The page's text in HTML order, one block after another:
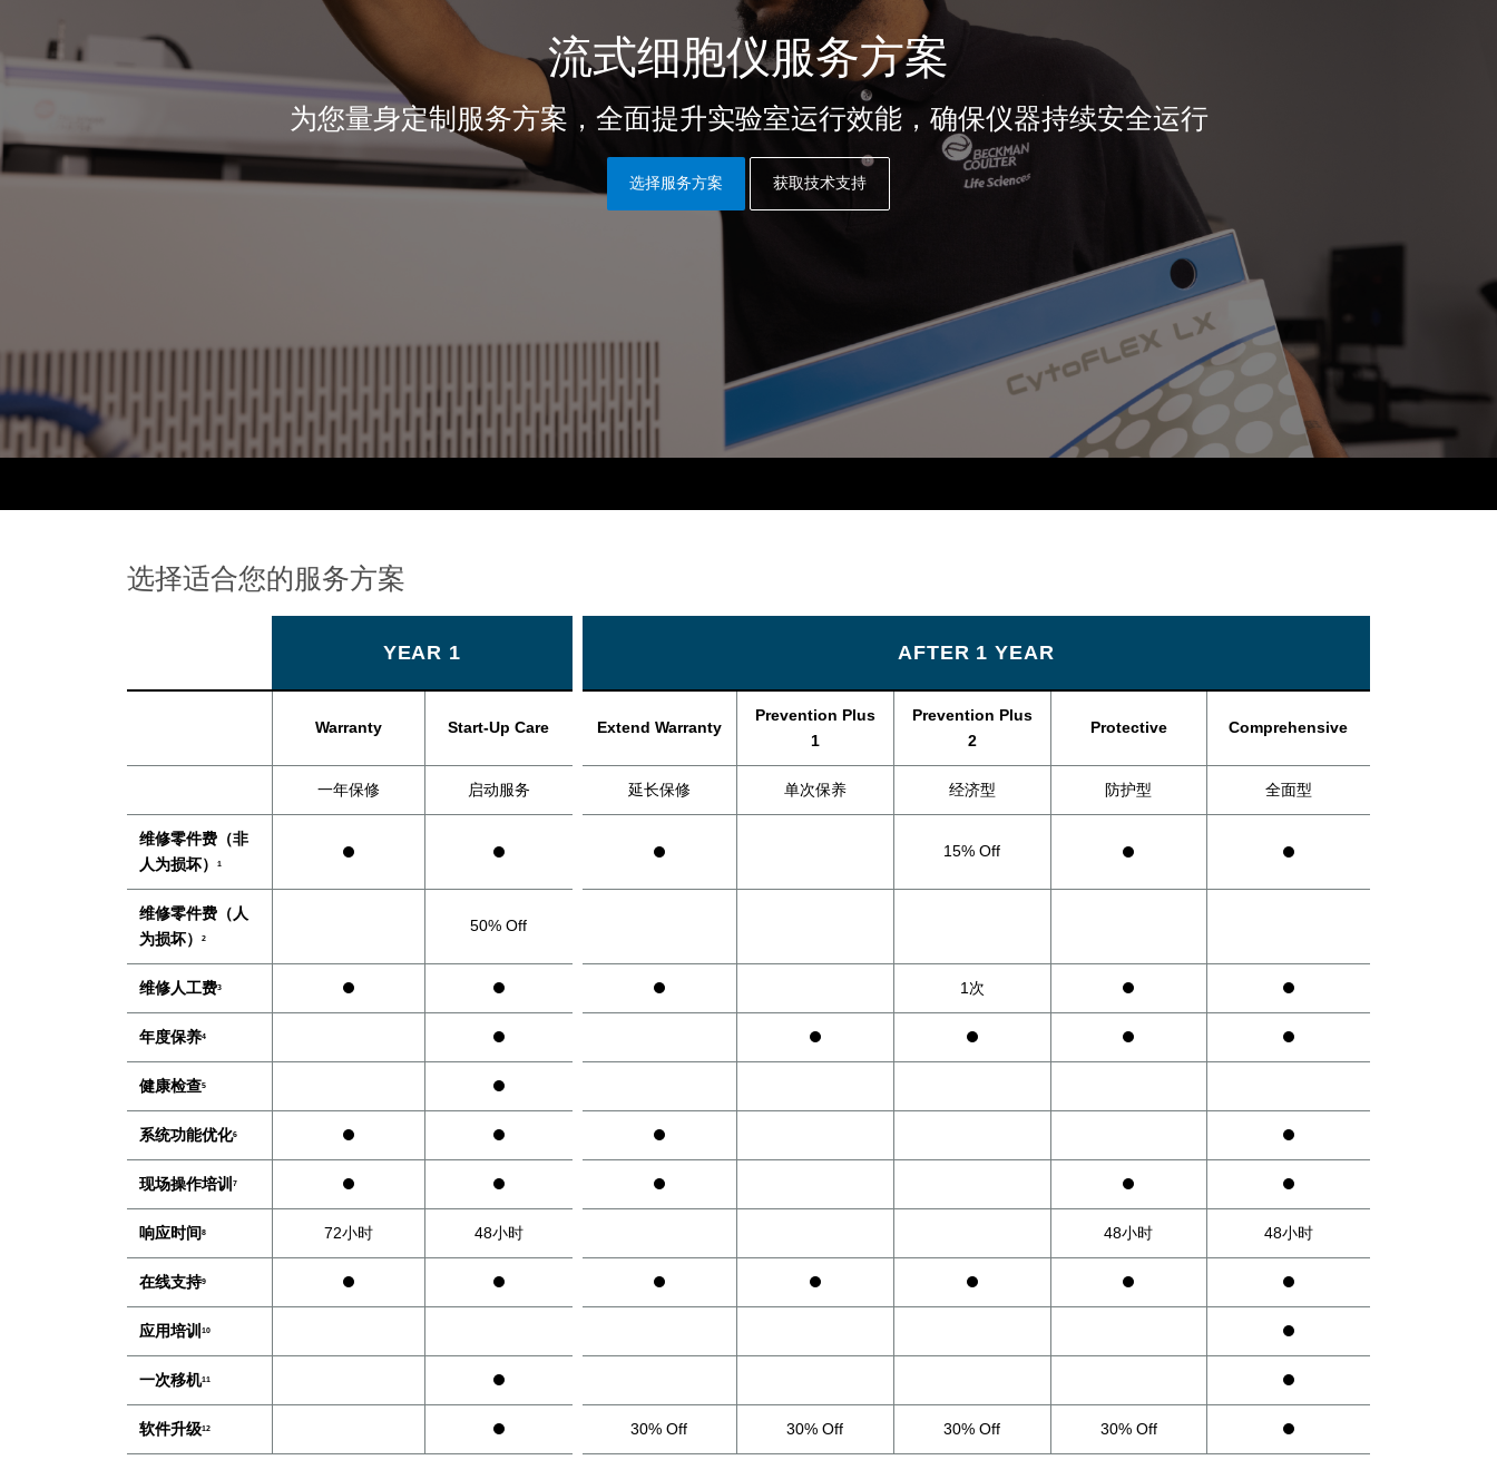
流式细胞仪服务方案
为您量身定制服务方案，全面提升实验室运行效能，确保仪器持续安全运行
选择服务方案 获取技术支持
选择适合您的服务方案
YEAR 1 AFTER 1 YEAR
Warranty Start-Up Care Extend Warranty
Prevention Plus
1
Prevention Plus
2
Protective Comprehensive
一年保修 启动服务 延长保修 单次保养 经济型 防护型 全面型
维修零件费（非
人为损坏）
1
15% Off
维修零件费（人
为损坏）
2
50% Off
维修人工费3 1次
年度保养4
健康检查5
系统功能优化6
现场操作培训 7
响应时间 8 72小时 48小时 48小时 48小时
在线支持9
应用培训 10
一次移机11
软件升级12 30% Off 30% Off 30% Off 30% Off